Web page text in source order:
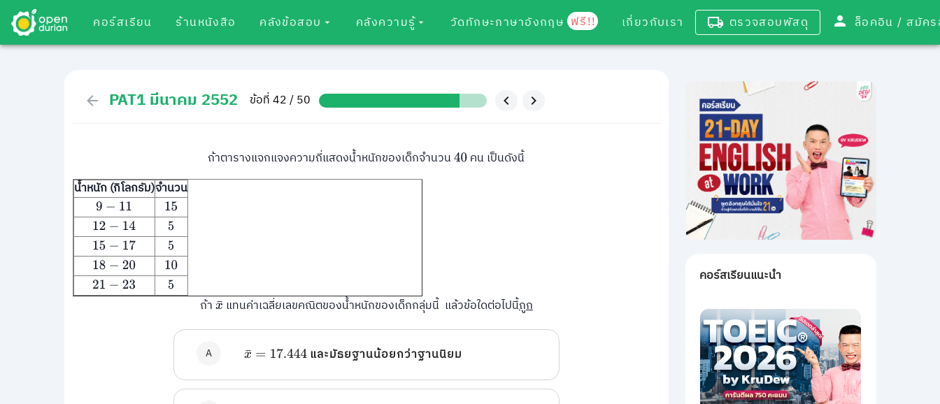
คอร์สเรียน ร้านหนังสือ คลังข้อสอบ คลังความรู้ วัดทักษะภาษาอังกฤษ ฟรี!! เกี่ยวกับเรา ตรวจสอบพัสดุ ล็อคอิน /
PAT1 มีนาคม 2552 ข้อที่ 42 / 50
ถ้าตารางแจกแจงความถี่แสดงน้ำหนักของเด็กจำนวน40คน เป็นดังนี้
น้ำหนัก (กิโลกรัม)จำนวน
9 −11
15
12 −14
5
15 −17
5
18 −20
10
21 −23
5
ถ้าx¯แทนค่าเฉลี่ยเลขคณิตของน้ำหนักของเด็กกลุ่มนี้ แล้วข้อใดต่อไปนี้ถูก
A x¯=17.444 และมัธยฐานน้อยกว่าฐานนิยม
คอร์สเรียนแนะนำ